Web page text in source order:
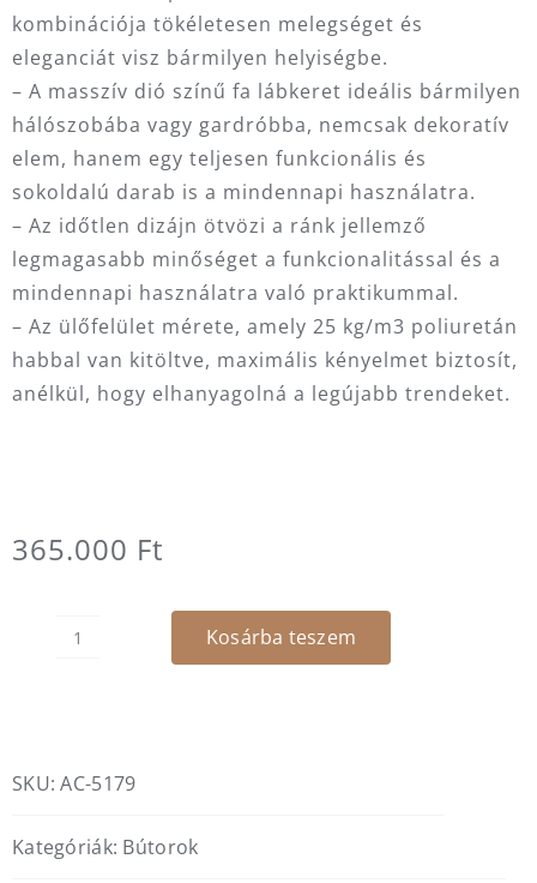
kombinációja tökéletesen melegséget és
eleganciát visz bármilyen helyiségbe.
– A masszív dió színű fa lábkeret ideális bármilyen
hálószobába vagy gardróbba, nemcsak dekoratív
elem, hanem egy teljesen funkcionális és
sokoldalú darab is a mindennapi használatra.
– Az időtlen dizájn ötvözi a ránk jellemző
legmagasabb minőséget a funkcionalitással és a
mindennapi használatra való praktikummal.
– Az ülőfelület mérete, amely 25 kg/m3 poliuretán
habbal van kitöltve, maximális kényelmet biztosít,
anélkül, hogy elhanyagolná a legújabb trendeket.
365.000 Ft
Mink
Kosárba teszem
SKU:AC-5179
Kategóriák: Bútorok